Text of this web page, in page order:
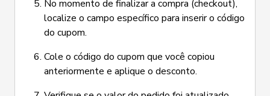
No momento de finalizar a compra (checkout),
localize o campo específico para inserir o código
do cupom.
Cole o código do cupom que você copiou
anteriormente e aplique o desconto.